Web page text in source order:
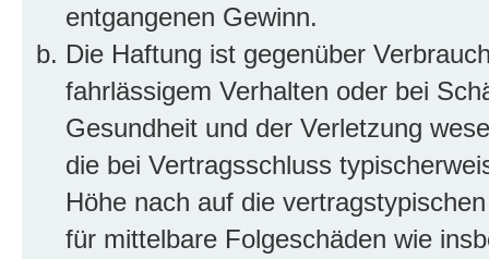
entgangenen Gewinn.
Die Haftung ist gegenüber
fahrlässigem Verhalten oder bei
Gesundheit und der Verletzung
die bei Vertragsschluss
Höhe nach auf die
für mittelbare Folgeschäden wie